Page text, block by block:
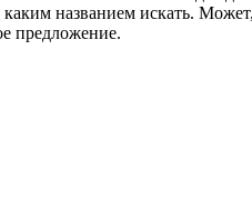
названием искать.
предложение.